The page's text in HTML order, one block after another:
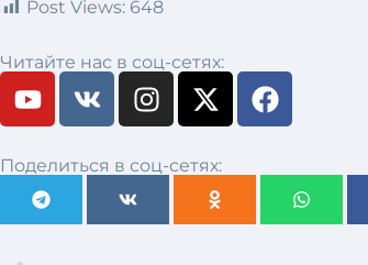
Post Views: 648
Читайте нас в соц-сетях:
Поделиться в соц-сетях: